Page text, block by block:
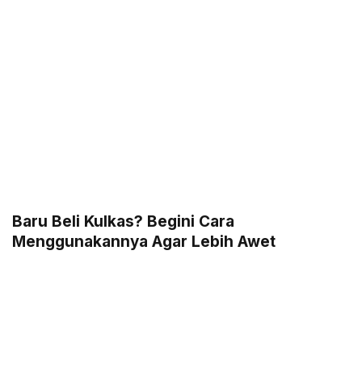
Baru Beli Kulkas? Begini Cara
Menggunakannya Agar Lebih Awet